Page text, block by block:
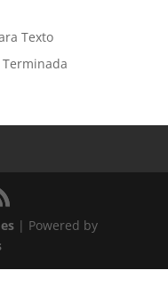
Texto
Terminada
| Powered by